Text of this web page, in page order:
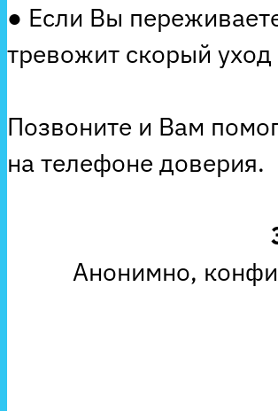
● Если Вы
тревожит скорый
Позвоните и Вам
на телефоне доверия.
Анонимно,